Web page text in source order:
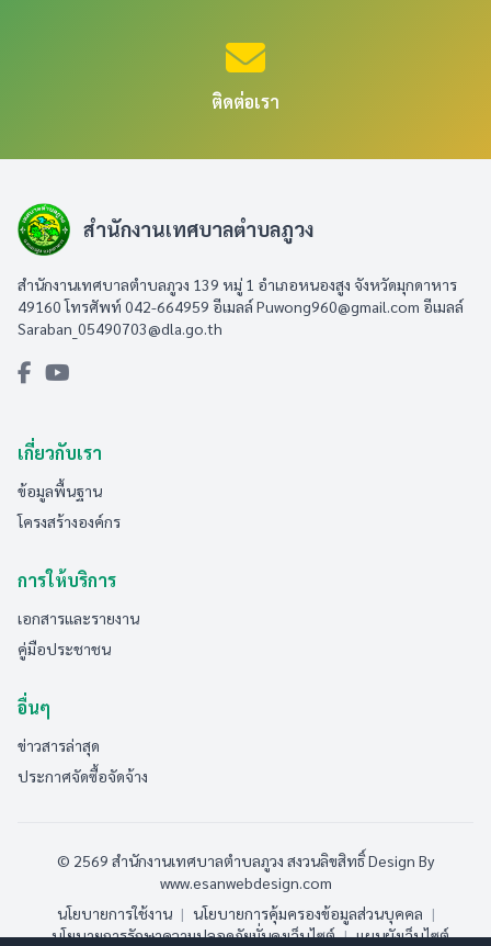
ติดต่อเรา
สำนักงานเทศบาลตำบลภูวง
สำนักงานเทศบาลตำบลภูวง 139 หมู่ 1 อำเภอหนองสูง จังหวัดมุกดาหาร
49160 โทรศัพท์ 042-664959 อีเมลล์Puwong960@gmail.com อีเมลล์
Saraban_05490703@dla.go.th
เกี่ยวกับเรา
ข้อมูลพื้นฐาน
โครงสร้างองค์กร
การให้บริการ
เอกสารและรายงาน
คู่มือประชาชน
อื่นๆ
ข่าวสารล่าสุด
ประกาศจัดซื้อจัดจ้าง
© 2569 สำนักงานเทศบาลตำบลภูวง สงวนลิขสิทธิ์Design By
www.esanwebdesign.com
นโยบายการใช้งาน | นโยบายการคุ้มครองข้อมูลส่วนบุคคล |
นโยบายการรักษาความปลอดภัยมั่นคงเว็บไซต์ | แผนผังเว็บไซต์